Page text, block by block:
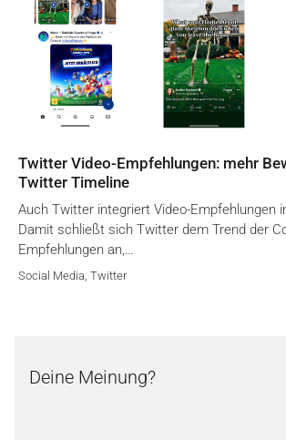
Twitter Video-Empfehlungen: mehr
Twitter Timeline
Auch Twitter integriert Video-Empfehlungen
Damit schließt sich Twitter dem Trend der
Empfehlungen an,…
Social Media, Twitter
Deine Meinung?